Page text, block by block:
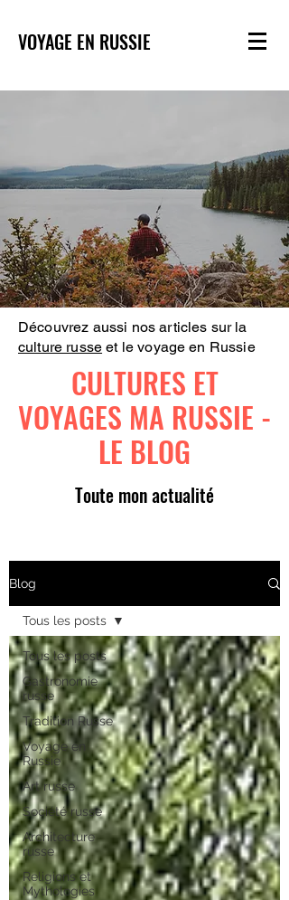
VOYAGE EN RUSSIE
Découvrez aussi nos articles sur la
culture russe et le voyage en Russie
CULTURES ET
VOYAGES MA RUSSIE -
LE BLOG
Toute mon actualité
Blog
Tous les posts
Gastronomie
russe
Tradition Russe
Voyage en
Russie
Art russe
Société russe
Architecture
russe
Religions et
Mythologies
Tous les posts